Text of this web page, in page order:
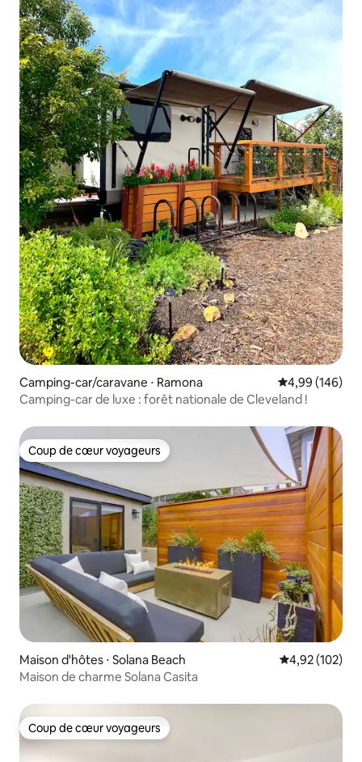
Camping-car/caravane ⋅ Ramona Évaluation
4,99 (146)
Camping-car de luxe : forêt nationale de Cleveland !
Coup de cœur voyageurs
Coup de cœur voyageurs
Maison d'hôtes ⋅ Solana Beach Évaluation
4,92 (102)
Maison de charme Solana Casita
Coup de cœur voyageurs
Coup de cœur voyageurs